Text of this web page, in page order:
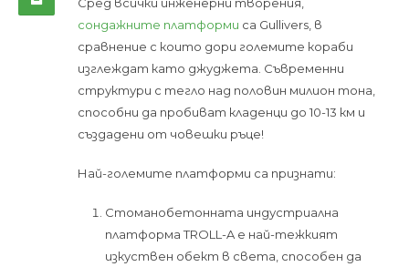
платформи
Сред всички инженерни творения,
сондажните платформи са Gullivers, в
сравнение с които дори големите кораби
изглеждат като джуджета. Съвременни
структури с тегло над половин милион тона,
способни да пробиват кладенци до 10-13 км и
създадени от човешки ръце!
Най-големите платформи са признати:
Стоманобетонната индустриална
платформа TROLL-A е най-тежкият
изкуствен обект в света, способен да